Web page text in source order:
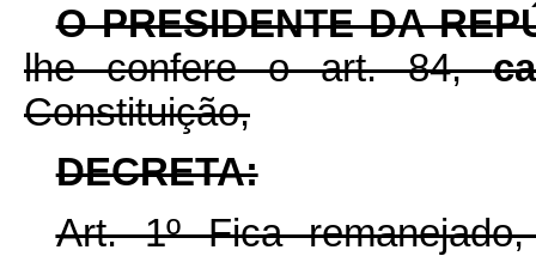
O PRESIDENTE DA
lhe confere o art. 84,
Constituição,
DECRETA:
Art. 1º Fica